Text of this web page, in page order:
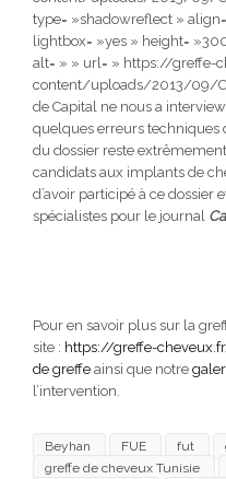
type= »shadowreflect »
lightbox= »yes » height=
alt= » » url= » https://greffe-
content/uploads/2013/09/
de Capital ne nous a
quelques erreurs techniques
du dossier reste
candidats aux implants de
d’avoir participé à ce dossier
spécialistes pour le journal
Pour en savoir plus sur la
site : https://greffe-
de greffe ainsi que notre
l’intervention.
Beyhan FUE fut
greffe de cheveux Tunisie